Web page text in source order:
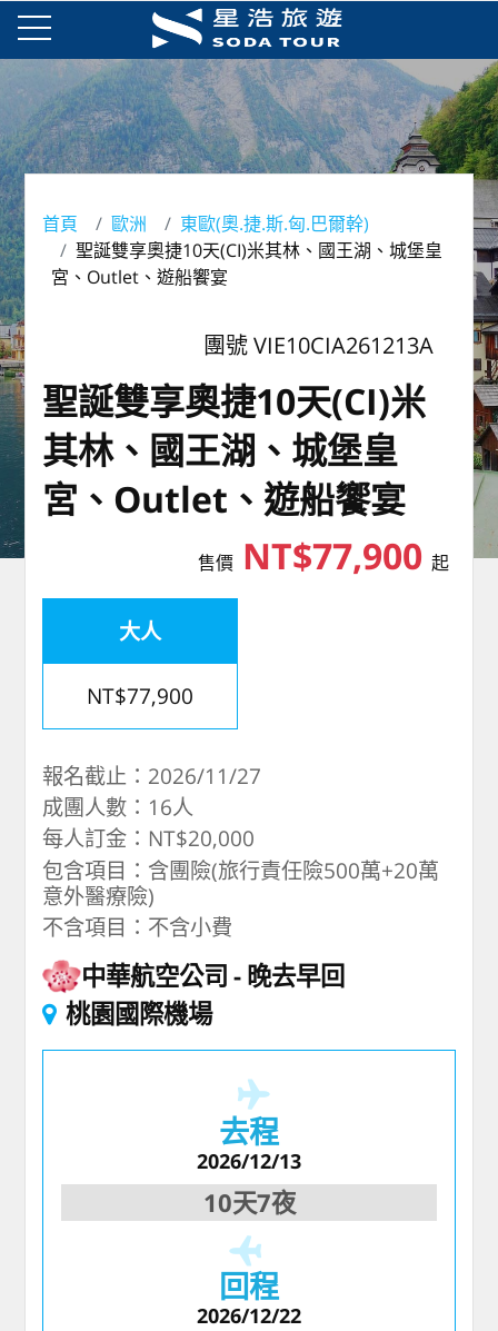
首頁 歐洲
東歐(奧.捷.斯.匈.巴爾幹)
聖誕雙享奧捷10天(CI)米其林、國王湖、城堡皇
宮、Outlet、遊船饗宴
團號 VIE10CIA261213A
聖誕雙享奧捷10天(CI)米
其林、國王湖、城堡皇
宮、Outlet、遊船饗宴
售價NT$77,900 起
大人
NT$77,900
報名截止：2026/11/27
成團人數：16人
每人訂金：NT$20,000
包含項目：含團險(旅行責任險500萬+20萬
意外醫療險)
不含項目：不含小費
中華航空公司
晚去早回
桃園國際機場
去程
2026/12/13
10天7夜
回程
2026/12/22